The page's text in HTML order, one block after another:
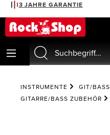
springen
3 JAHRE GARANTIE
INSTRUMENTE
GIT/BASS
GITARRE/BASS ZUBEHÖR